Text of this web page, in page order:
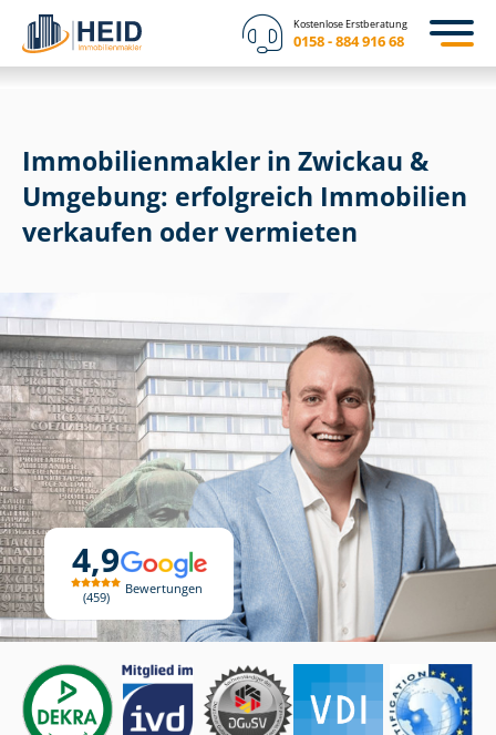
Kostenlose Erstberatung
0158 - 884 916 68
4,9
459
Bewertungen
Im­mo­bi­li­en­mak­ler in Zwickau &
Umgebung: erfolgreich Immobilien
verkaufen oder vermieten